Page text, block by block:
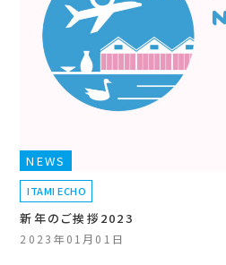
NEWS
ITAMI ECHO
新年のご挨拶2023
2023年01月01日